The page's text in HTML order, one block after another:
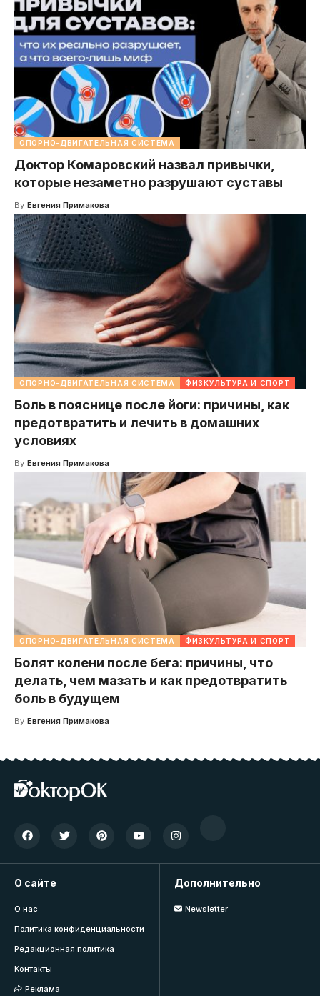
ОПОРНО-ДВИГАТЕЛЬНАЯ СИСТЕМА
Доктор Комаровский назвал привычки,
которые незаметно разрушают суставы
By Евгения Примакова
ОПОРНО-ДВИГАТЕЛЬНАЯ СИСТЕМА ФИЗКУЛЬТУРА И СПОРТ
Боль в пояснице после йоги: причины, как
предотвратить и лечить в домашних
условиях
By Евгения Примакова
ОПОРНО-ДВИГАТЕЛЬНАЯ СИСТЕМА ФИЗКУЛЬТУРА И СПОРТ
Болят колени после бега: причины, что
делать, чем мазать и как предотвратить
боль в будущем
By Евгения Примакова
О сайте
О нас
Политика конфиденциальности
Редакционная политика
Контакты
Реклама
Дополнительно
Newsletter